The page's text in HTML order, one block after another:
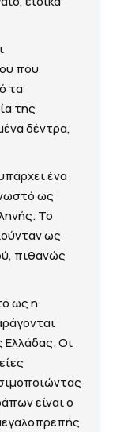
που
τα
της
δέντρα,
ένα
ως
Το
ως
πιθανώς
ως η
Ελλάδας. Οι
είναι ο